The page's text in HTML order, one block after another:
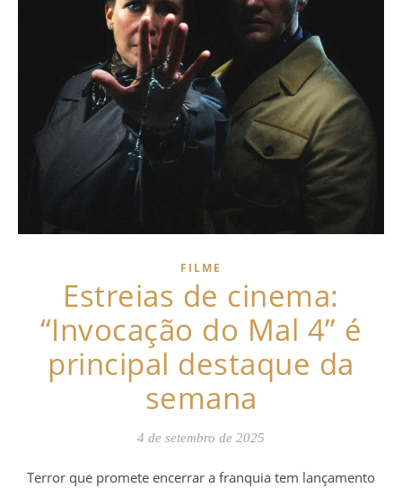
FILME
Estreias de cinema:
“Invocação do Mal 4” é
principal destaque da
semana
4 de setembro de 2025
Terror que promete encerrar a franquia tem lançamento